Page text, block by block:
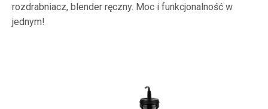
rozdrabniacz, blender ręczny. Moc i funkcjonalność w
jednym!